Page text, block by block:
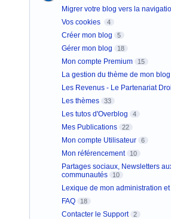
Migrer votre blog vers la
Vos cookies 4
Créer mon blog 5
Gérer mon blog 18
Mon compte Premium 15
La gestion du thème de mon blog
Les Revenus - Le Partenariat
Les thèmes 33
Les tutos d'Overblog 4
Mes Publications 22
Mon compte Utilisateur 6
Mon référencement 10
Partages sociaux, Newsletters
communautés
10
Lexique de mon administration et
FAQ 18
Contacter le Support 2